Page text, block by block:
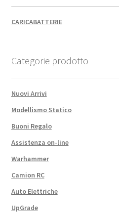
CARICABATTERIE
Categorie prodotto
Nuovi Arrivi
Modellismo Statico
Buoni Regalo
Assistenza on-line
Warhammer
Camion RC
Auto Elettriche
UpGrade